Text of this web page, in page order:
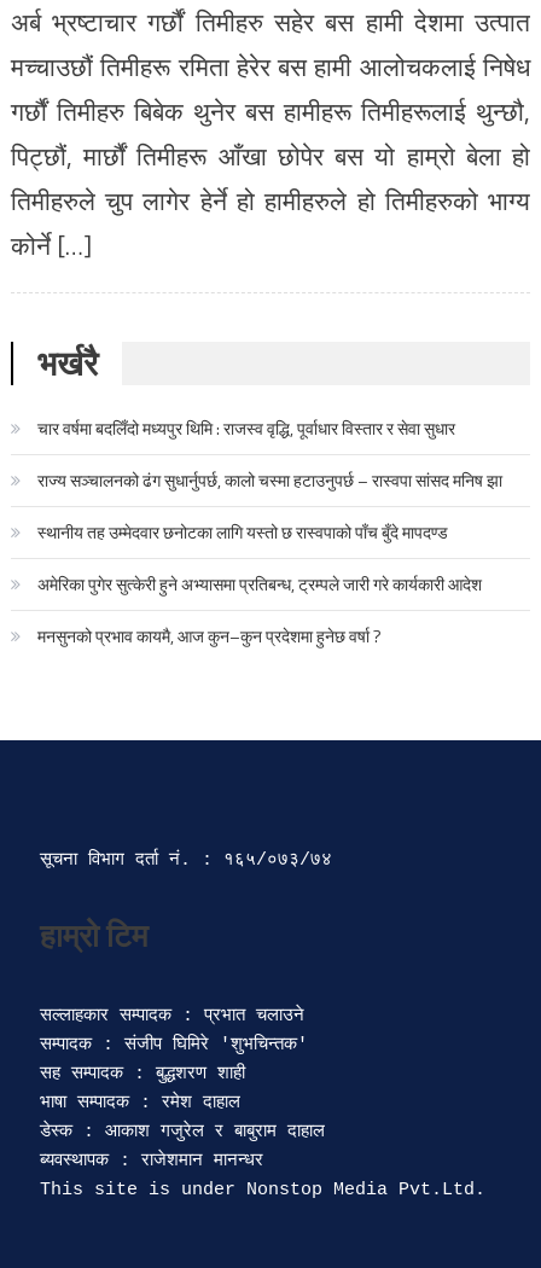
अर्ब भ्रष्टाचार गर्छौं तिमीहरु सहेर बस हामी देशमा उत्पात
मच्चाउछौं तिमीहरू रमिता हेरेर बस हामी आलोचकलाई निषेध
गर्छौं तिमीहरु बिबेक थुनेर बस हामीहरू तिमीहरूलाई थुन्छौ,
पिट्छौं, मार्छौं तिमीहरू आँखा छोपेर बस यो हाम्रो बेला हो
तिमीहरुले चुप लागेर हेर्ने हो हामीहरुले हो तिमीहरुको भाग्य
कोर्ने […]
भर्खरै
चार वर्षमा बदलिँदो मध्यपुर थिमि : राजस्व वृद्धि, पूर्वाधार विस्तार र सेवा सुधार
राज्य सञ्चालनको ढंग सुधार्नुपर्छ, कालो चस्मा हटाउनुपर्छ – रास्वपा सांसद मनिष झा
स्थानीय तह उम्मेदवार छनोटका लागि यस्तो छ रास्वपाको पाँच बुँदे मापदण्ड
अमेरिका पुगेर सुत्केरी हुने अभ्यासमा प्रतिबन्ध, ट्रम्पले जारी गरे कार्यकारी आदेश
मनसुनको प्रभाव कायमै, आज कुन–कुन प्रदेशमा हुनेछ वर्षा ?
सूचना विभाग दर्ता‍ नं. : १६५/०७३/७४
हाम्रो टिम
सल्लाहकार सम्पादक : प्रभात चलाउने
सम्पादक : संजीप घिमिरे 'शुभचिन्तक'
सह सम्पादक : बुद्धशरण शाही
भाषा सम्पादक : रमेश दाहाल
डेस्क : आकाश गजुरेल र बाबुराम दाहाल
ब्यवस्थापक : राजेशमान मानन्धर